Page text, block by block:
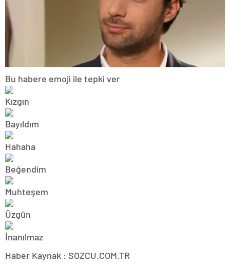
Bu habere emoji ile tepki ver
Haber Kaynak : SOZCU.COM.TR